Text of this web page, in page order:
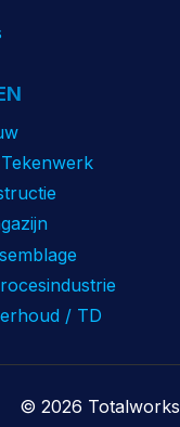
/ TD
© 2026 Totalworks